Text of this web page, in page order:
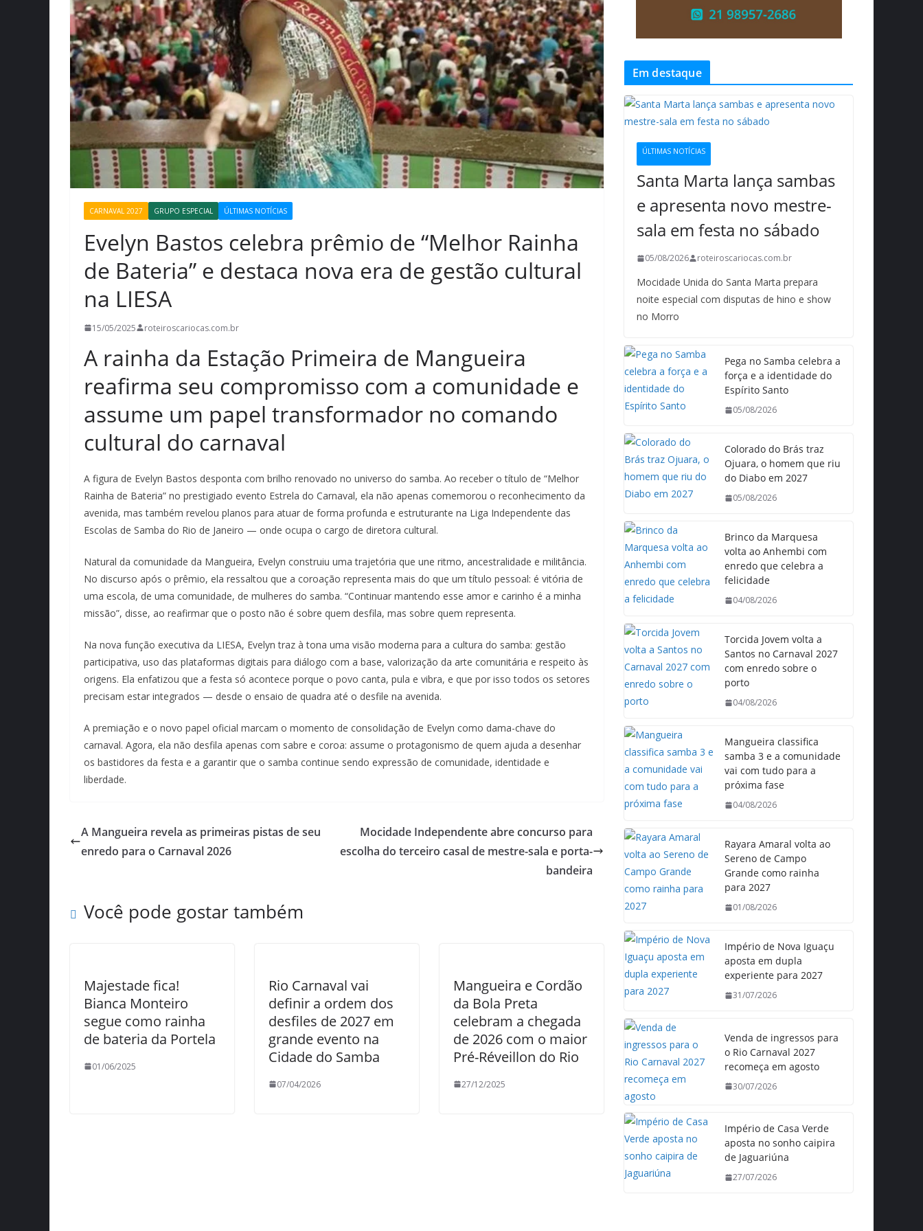
CARNAVAL 2027 GRUPO ESPECIAL ÚLTIMAS NOTÍCIAS
Evelyn Bastos celebra prêmio de “Melhor Rainha
de Bateria” e destaca nova era de gestão cultural
na LIESA
15/05/2025 roteiroscariocas.com.br
A rainha da Estação Primeira de Mangueira
reafirma seu compromisso com a comunidade e
assume um papel transformador no comando
cultural do carnaval
A figura de Evelyn Bastos desponta com brilho renovado no universo do samba. Ao receber o título de “Melhor
Rainha de Bateria” no prestigiado evento Estrela do Carnaval, ela não apenas comemorou o reconhecimento da
avenida, mas também revelou planos para atuar de forma profunda e estruturante na Liga Independente das
Escolas de Samba do Rio de Janeiro — onde ocupa o cargo de diretora cultural.
Natural da comunidade da Mangueira, Evelyn construiu uma trajetória que une ritmo, ancestralidade e militância.
No discurso após o prêmio, ela ressaltou que a coroação representa mais do que um título pessoal: é vitória de
uma escola, de uma comunidade, de mulheres do samba. “Continuar mantendo esse amor e carinho é a minha
missão”, disse, ao reafirmar que o posto não é sobre quem desfila, mas sobre quem representa.
Na nova função executiva da LIESA, Evelyn traz à tona uma visão moderna para a cultura do samba: gestão
participativa, uso das plataformas digitais para diálogo com a base, valorização da arte comunitária e respeito às
origens. Ela enfatizou que a festa só acontece porque o povo canta, pula e vibra, e que por isso todos os setores
precisam estar integrados — desde o ensaio de quadra até o desfile na avenida.
A premiação e o novo papel oficial marcam o momento de consolidação de Evelyn como dama-chave do
carnaval. Agora, ela não desfila apenas com sabre e coroa: assume o protagonismo de quem ajuda a desenhar
os bastidores da festa e a garantir que o samba continue sendo expressão de comunidade, identidade e
liberdade.
A Mangueira revela as primeiras pistas de seu
enredo para o Carnaval 2026
Mocidade Independente abre concurso para
escolha do terceiro casal de mestre-sala e porta-
bandeira
Você pode gostar também
Majestade fica!
Bianca Monteiro
segue como rainha
de bateria da Portela
01/06/2025
Rio Carnaval vai
definir a ordem dos
desfiles de 2027 em
grande evento na
Cidade do Samba
07/04/2026
Mangueira e Cordão
da Bola Preta
celebram a chegada
de 2026 com o maior
Pré-Réveillon do Rio
27/12/2025
Em destaque
ÚLTIMAS NOTÍCIAS
Santa Marta lança sambas
e apresenta novo mestre-
sala em festa no sábado
05/08/2026 roteiroscariocas.com.br
Mocidade Unida do Santa Marta prepara
noite especial com disputas de hino e show
no Morro
Pega no Samba celebra a
força e a identidade do
Espírito Santo
05/08/2026
Colorado do Brás traz
Ojuara, o homem que riu
do Diabo em 2027
05/08/2026
Brinco da Marquesa
volta ao Anhembi com
enredo que celebra a
felicidade
04/08/2026
Torcida Jovem volta a
Santos no Carnaval 2027
com enredo sobre o
porto
04/08/2026
Mangueira classifica
samba 3 e a comunidade
vai com tudo para a
próxima fase
04/08/2026
Rayara Amaral volta ao
Sereno de Campo
Grande como rainha
para 2027
01/08/2026
Império de Nova Iguaçu
aposta em dupla
experiente para 2027
31/07/2026
Venda de ingressos para
o Rio Carnaval 2027
recomeça em agosto
30/07/2026
Império de Casa Verde
aposta no sonho caipira
de Jaguariúna
27/07/2026